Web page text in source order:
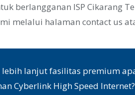
berlangganan ISP Cikarang
melalui halaman contact us
lanjut fasilitas premium
Cyberlink High Speed Internet?